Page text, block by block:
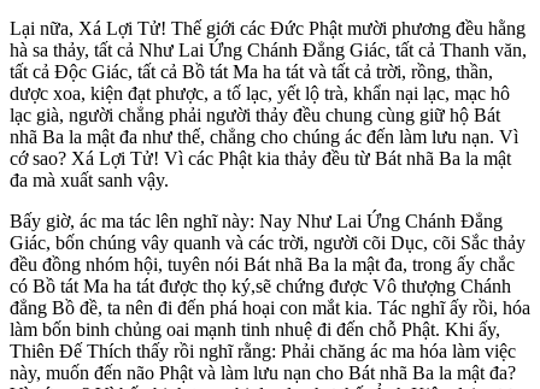
Lại nữa, Xá Lợi Tử! Thế giới các Đức Phật mười phương đều hằng
hà sa thảy, tất cả Như Lai Ứng Chánh Đẳng Giác, tất cả Thanh văn,
tất cả Độc Giác, tất cả Bồ tát Ma ha tát và tất cả trời, rồng, thần,
dược xoa, kiện đạt phược, a tố lạc, yết lộ trà, khẩn nại lạc, mạc hô
lạc già, người chẳng phải người thảy đều chung cùng giữ hộ Bát
nhã Ba la mật đa như thế, chẳng cho chúng ác đến làm lưu nạn. Vì
cớ sao? Xá Lợi Tử! Vì các Phật kia thảy đều từ Bát nhã Ba la mật
đa mà xuất sanh vậy.
Bấy giờ, ác ma tác lên nghĩ này: Nay Như Lai Ứng Chánh Đẳng
Giác, bốn chúng vây quanh và các trời, người cõi Dục, cõi Sắc thảy
đều đồng nhóm hội, tuyên nói Bát nhã Ba la mật đa, trong ấy chắc
có Bồ tát Ma ha tát được thọ ký,sẽ chứng được Vô thượng Chánh
đẳng Bồ đề, ta nên đi đến phá hoại con mắt kia. Tác nghĩ ấy rồi, hóa
làm bốn binh chủng oai mạnh tinh nhuệ đi đến chỗ Phật. Khi ấy,
Thiên Đế Thích thấy rồi nghĩ rằng: Phải chăng ác ma hóa làm việc
này, muốn đến não Phật và làm lưu nạn cho Bát nhã Ba la mật đa?